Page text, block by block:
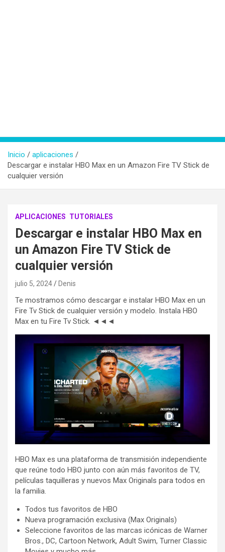
Inicio
aplicaciones
Descargar e instalar HBO Max en un Amazon Fire TV Stick de
cualquier versión
APLICACIONES TUTORIALES
Descargar e instalar HBO Max en
un Amazon Fire TV Stick de
cualquier versión
julio 5, 2024 Denis
Te mostramos cómo descargar e instalar HBO Max en un
Fire Tv Stick de cualquier versión y modelo. Instala HBO
Max en tu Fire Tv Stick. ◄◄◄
HBO Max es una plataforma de transmisión independiente
que reúne todo HBO junto con aún más favoritos de TV,
películas taquilleras y nuevos Max Originals para todos en
la familia.
Todos tus favoritos de HBO
Nueva programación exclusiva (Max Originals)
Seleccione favoritos de las marcas icónicas de Warner
Bros., DC, Cartoon Network, Adult Swim, Turner Classic